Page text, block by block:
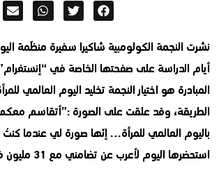
نشرت النجمة الكولومبية شاكيرا سفيرة منظّمة
أيام الدراسة على صفحتها الخاصة في
الطريقة، وقد علقت على الصورة :”أتقاسم معكم
باليوم العالمي للمرأة… إنّها صورة لي عندما كنتُ
استحضرها اليوم